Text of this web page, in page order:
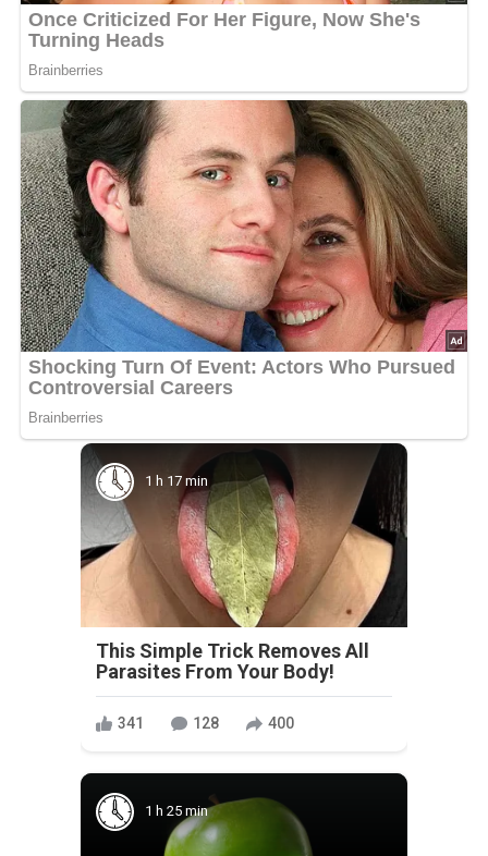
1 h 17 min
This Simple Trick Removes All
Parasites From Your Body!
341 128 400
1 h 25 min